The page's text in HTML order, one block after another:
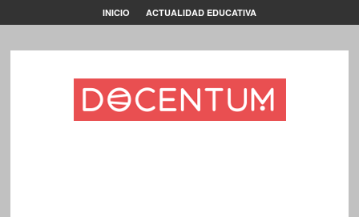
INICIO ACTUALIDAD EDUCATIVA